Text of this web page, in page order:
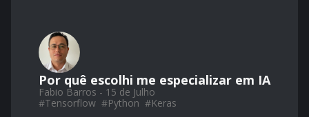
Por quê escolhi me especializar em IA
Fabio Barros - 15 de Julho
#Tensorflow #Python #Keras